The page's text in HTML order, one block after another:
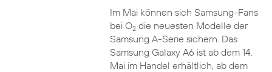
Im Mai können sich Samsung-Fans
bei O2die neuesten Modelle der
Samsung A-Serie sichern. Das
Samsung Galaxy A6 ist ab dem 14.
Mai im Handel erhältlich, ab dem